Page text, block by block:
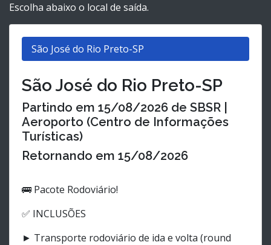
Escolha abaixo o local de saída.
São José do Rio Preto-SP
São José do Rio Preto-SP
Partindo em 15/08/2026 de SBSR |
Aeroporto (Centro de Informações
Turísticas)
Retornando em 15/08/2026
🚌 Pacote Rodoviário!
✅ INCLUSÕES
► Transporte rodoviário de ida e volta (round